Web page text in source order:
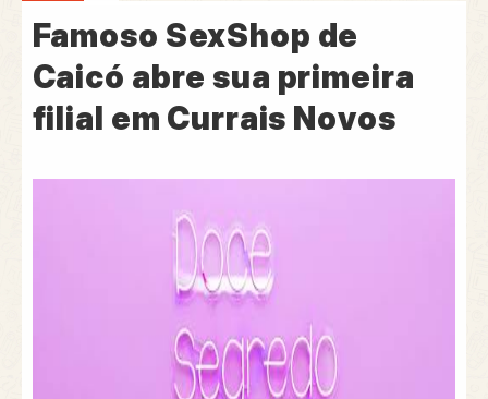
Famoso SexShop de
Caicó abre sua primeira
filial em Currais Novos